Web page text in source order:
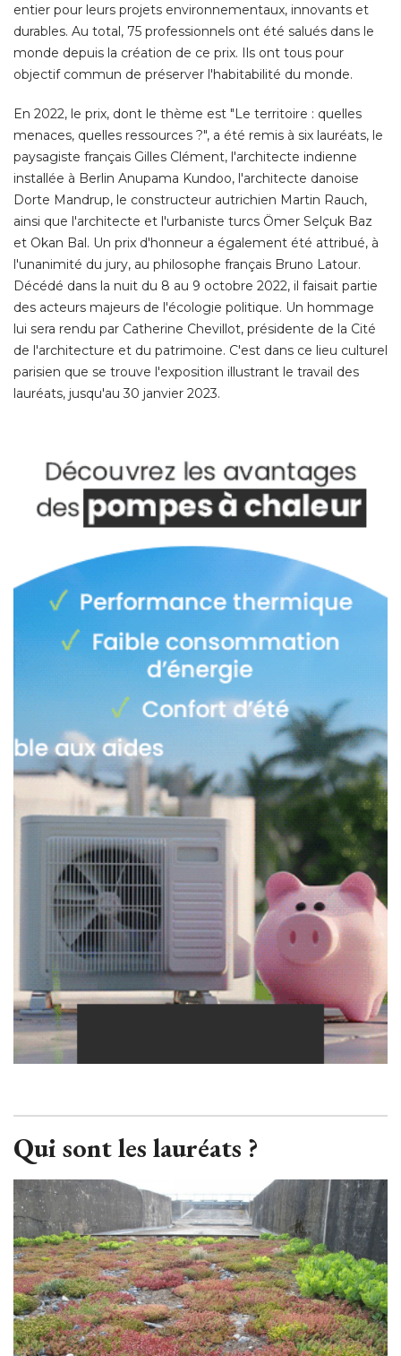
entier pour leurs projets environnementaux, innovants et
durables. Au total, 75 professionnels ont été salués dans le
monde depuis la création de ce prix. Ils ont tous pour
objectif commun de préserver l'habitabilité du monde.
En 2022, le prix, dont le thème est "Le territoire : quelles
menaces, quelles ressources ?", a été remis à six lauréats, le
paysagiste français Gilles Clément, l'architecte indienne
installée à Berlin Anupama Kundoo, l'architecte danoise
Dorte Mandrup, le constructeur autrichien Martin Rauch,
ainsi que l'architecte et l'urbaniste turcs Ömer Selçuk Baz
et Okan Bal. Un prix d'honneur a également été attribué, à
l'unanimité du jury, au philosophe français Bruno Latour.
Décédé dans la nuit du 8 au 9 octobre 2022, il faisait partie
des acteurs majeurs de l'écologie politique. Un hommage
lui sera rendu par Catherine Chevillot, présidente de la Cité
de l'architecture et du patrimoine. C'est dans ce lieu culturel
parisien que se trouve l'exposition illustrant le travail des
lauréats, jusqu'au 30 janvier 2023.
Qui sont les lauréats ?